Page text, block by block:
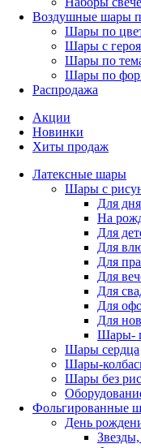
Воздушные шары
Шары по
Шары с
Шары по
Шары по
Распродажа
Акции
Новинки
Хиты продаж
Латексные шары
Шары с
Для
На
Для
Для
Для
Для
Для
Для
Для
Шары-
Шары сердца
Шары-
Шары без
Фольгированные
День